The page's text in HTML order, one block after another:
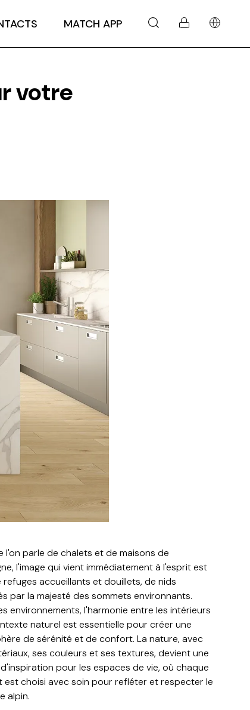
MATCH APP
votre
l'on parle de chalets et de maisons de
l'image qui vient immédiatement à l'esprit est
refuges accueillants et douillets, de nids
par la majesté des sommets environnants.
environnements, l'harmonie entre les intérieurs
naturel est essentielle pour créer une
de sérénité et de confort. La nature, avec
ses couleurs et ses textures, devient une
pour les espaces de vie, où chaque
est choisi avec soin pour refléter et respecter le
alpin.